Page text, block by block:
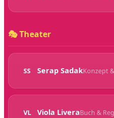
🎭 Theater
SS Serap SadakKonzept
VL Viola LiveraBuch &